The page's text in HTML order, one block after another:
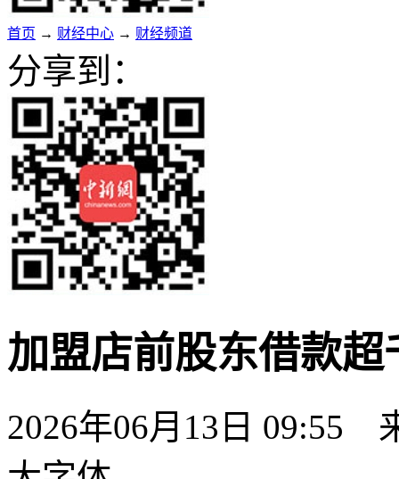
首页 → 财经中心 → 财经频道
分享到：
加盟店前股东借款
2026年06月13日 09:55